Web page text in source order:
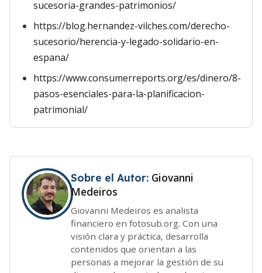
sucesoria-grandes-patrimonios/
https://blog.hernandez-vilches.com/derecho-
sucesorio/herencia-y-legado-solidario-en-
espana/
https://www.consumerreports.org/es/dinero/8-
pasos-esenciales-para-la-planificacion-
patrimonial/
Sobre el Autor: Giovanni
Medeiros
Giovanni Medeiros es analista
financiero en fotosub.org. Con una
visión clara y práctica, desarrolla
contenidos que orientan a las
personas a mejorar la gestión de su